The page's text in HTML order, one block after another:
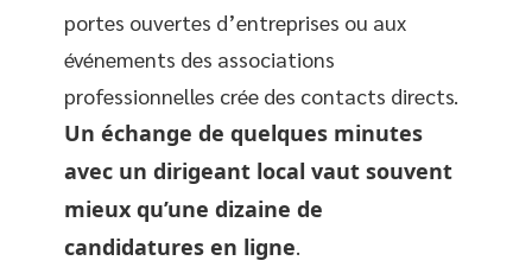
portes ouvertes d’entreprises ou aux
événements des associations
professionnelles crée des contacts directs.
Un échange de quelques minutes
avec un dirigeant local vaut souvent
mieux qu’une dizaine de
candidatures en ligne.